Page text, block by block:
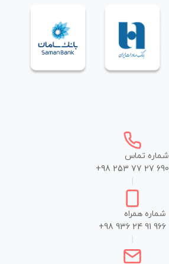
شماره تماس
+98 253 77 27 690
شماره همراه
+98 936 24 91 966